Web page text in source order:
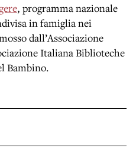
, programma nazionale
in famiglia nei
dall’Associazione
Italiana Biblioteche
Bambino.